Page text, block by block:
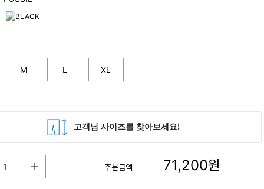
M L XL
주문금액 71,200원